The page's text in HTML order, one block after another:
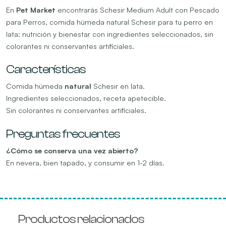
En Pet Market encontrarás Schesir Medium Adult con Pescado
para Perros, comida húmeda natural Schesir para tu perro en
lata: nutrición y bienestar con ingredientes seleccionados, sin
colorantes ni conservantes artificiales.
Características
Comida húmeda natural Schesir en lata.
Ingredientes seleccionados, receta apetecible.
Sin colorantes ni conservantes artificiales.
Preguntas frecuentes
¿Cómo se conserva una vez abierto?
En nevera, bien tapado, y consumir en 1-2 días.
Productos relacionados